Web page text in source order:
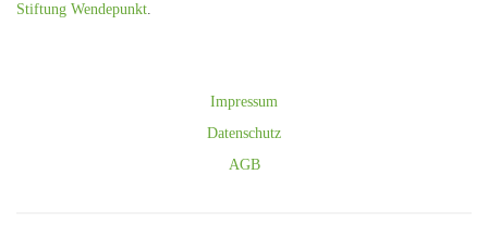
Stiftung Wendepunkt.
Impressum
Datenschutz
AGB